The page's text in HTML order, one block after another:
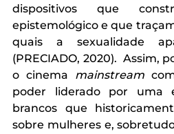
dispositivos que
epistemológico e que
quais a sexualidade
(PRECIADO, 2020).  Assim,
o cinema mainstream
poder liderado por uma
brancos que
sobre mulheres e,